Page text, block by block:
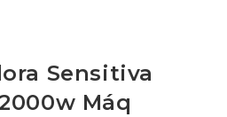
Sensitiva
Máq